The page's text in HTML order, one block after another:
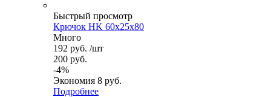
Быстрый просмотр
Крючок HK 60x25x80
Много
192 руб. /шт
200 руб.
-4%
Экономия 8 руб.
Подробнее